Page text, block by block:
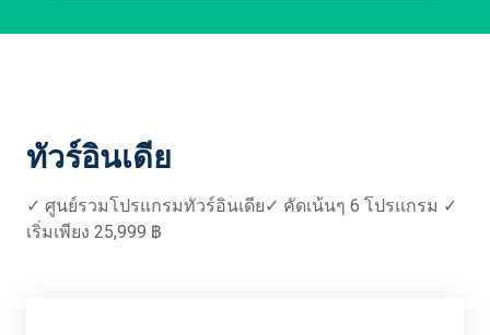
ทัวร์อินเดีย
✓ ศูนย์รวมโปรแกรมทัวร์อินเดีย✓ คัดเน้นๆ 6 โปรแกรม ✓
เริ่มเพียง 25,999 ฿